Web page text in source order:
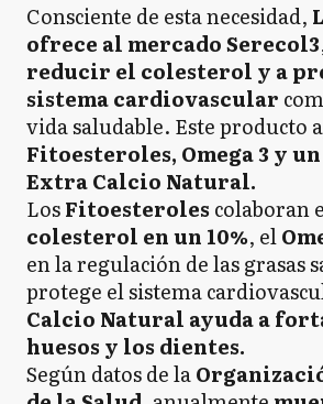
Consciente de esta necesidad,
ofrece al mercado Serecol3
reducir el colesterol y a
sistema cardiovascular
vida saludable. Este producto
Fitoesteroles, Omega 3 y
Extra Calcio Natural.
LosFitoesteroles colaboran
colesterol en un 10%, el
en la regulación de las grasas
protege el sistema
Calcio Natural ayuda a
huesos y los dientes.
Según datos de la